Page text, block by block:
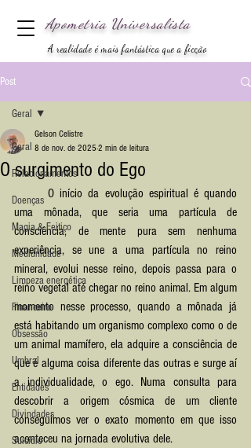
Apometria Universalista
A realidade é mais fantástica que a ficção
Post
Geral
Relacionamentos
Doenças
Magia & Feitiço
Mediunidade
Limpeza energética
Financeiro
Obsessão
Umbral
Entidades
Divindades
Suicídio
Geral
O surgimento do Ego
Gelson Celistre
8 de nov. de 2025 2 min de leitura
	O início da evolução espiritual é quando
uma mônada, que seria uma partícula de
consciência, de mente pura sem nenhuma
experiência, se une a uma partícula no reino
mineral, evolui nesse reino, depois passa para o
reino vegetal até chegar no reino animal. Em algum
momento nesse processo, quando a mônada já
está habitando um organismo complexo como o de
um animal mamífero, ela adquire a consciência de
que é alguma coisa diferente das outras e surge aí
a individualidade, o ego. Numa consulta para
descobrir a origem cósmica de um cliente
conseguimos ver o exato momento em que isso
aconteceu na jornada evolutiva dele.